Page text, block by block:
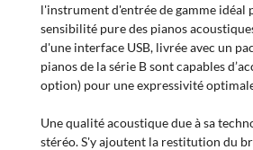
En cochant cette case, vous consentez à recevoir nos
l'adresse email indiqué ci-dessus. Vous pouvez vous
INSCRIPTION
l'instrument d'entrée de gamme idéal
sensibilité pure des pianos
d'une interface USB, livrée avec un
pianos de la série B sont capables
option) pour une expressivité
Une qualité acoustique due à sa
stéréo. S'y ajoutent la restitution du